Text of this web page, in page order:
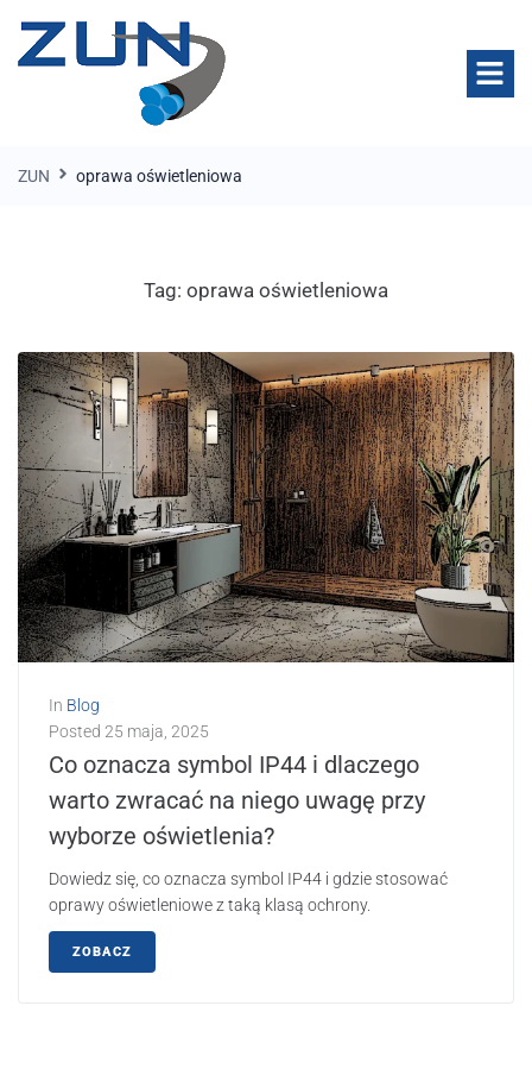
ZUN oprawa oświetleniowa
Tag: oprawa oświetleniowa
In Blog
Posted 25 maja, 2025
Co oznacza symbol IP44 i dlaczego
warto zwracać na niego uwagę przy
wyborze oświetlenia?
Dowiedz się, co oznacza symbol IP44 i gdzie stosować
oprawy oświetleniowe z taką klasą ochrony.
ZOBACZ